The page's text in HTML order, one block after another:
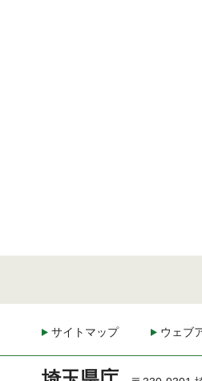
サイトマップ ウェブ